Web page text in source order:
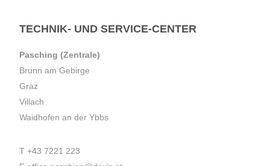
TECHNIK- UND SERVICE-CENTER
Pasching (Zentrale)
Brunn am Gebirge
Graz
Villach
Waidhofen an der Ybbs
T +43 7221 223